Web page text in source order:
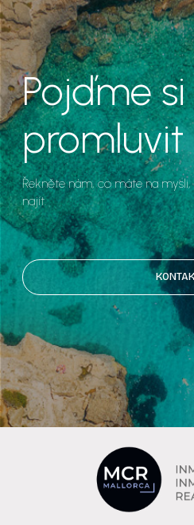
Pojďme si
promluvit
Řekněte nám, co máte na
najít.